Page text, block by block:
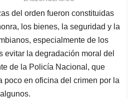
del orden fueron constituidas
los bienes, la seguridad y la
especialmente de los
evitar la degradación moral del
de la Policía Nacional, que
poco en oficina del crimen por la